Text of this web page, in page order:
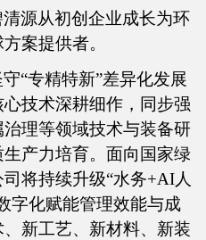
源从初创企业成长为环
案提供者。
“专精特新”差异化发展
技术深耕细作，同步强
理等领域技术与装备研
产力培育。面向国家绿
将持续升级“水务+AI人
字化赋能管理效能与成
新工艺、新材料、新装